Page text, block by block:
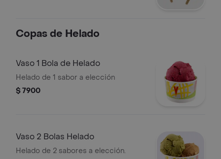
Copas de Helado
Vaso 1 Bola de Helado
Helado de 1 sabor a elección
$ 7900
Vaso 2 Bolas Helado
Helado de 2 sabores a elección.